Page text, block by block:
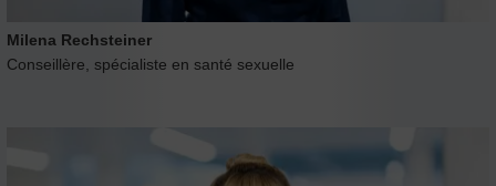
Milena Rechsteiner
Conseillère, spécialiste en santé sexuelle